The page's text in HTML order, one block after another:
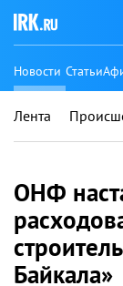
Новости Статьи
Лента
ОНФ
Байкала»